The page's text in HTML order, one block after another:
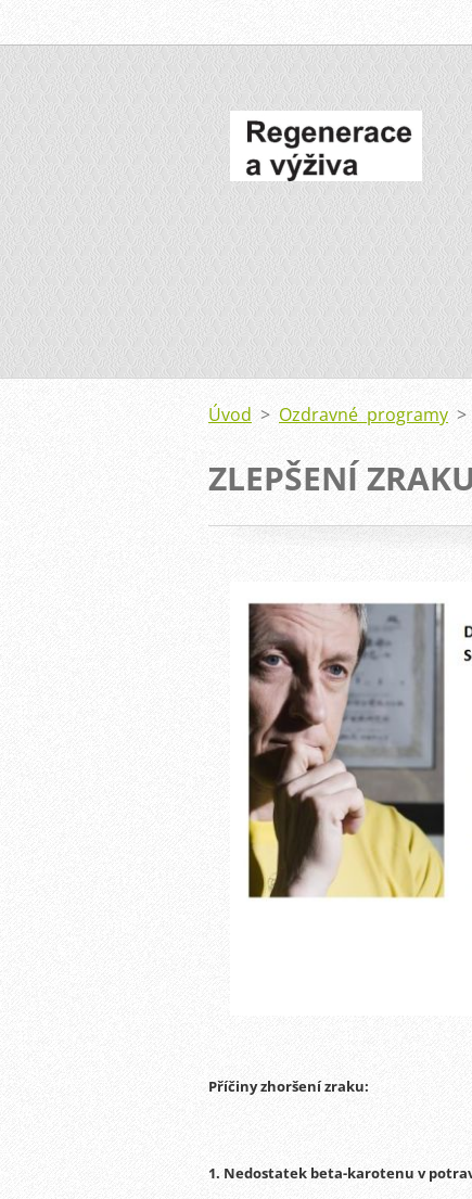
Úvod > Ozdravné programy >
ZLEPŠENÍ
Příčiny zhoršení zraku:
1. Nedostatek beta-karotenu v